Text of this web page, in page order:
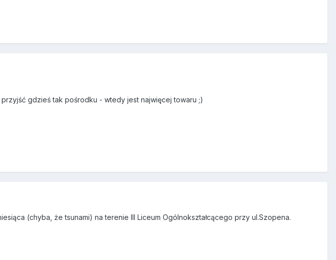
gdzieś tak pośrodku - wtedy jest najwięcej towaru ;)
(chyba, że tsunami) na terenie III Liceum Ogólnokształcącego przy ul.Szopena.